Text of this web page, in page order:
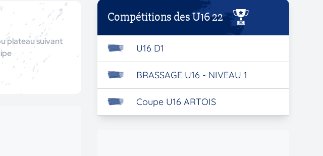
plateau suivant
Compétitions des U16 22
U16 D1
BRASSAGE U16 - NIVEAU 1
Coupe U16 ARTOIS